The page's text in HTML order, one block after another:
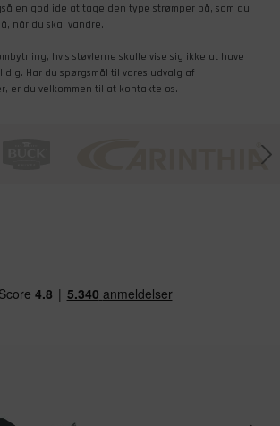
en god ide at tage den type strømper på, som du
når du skal vandre.
hvis støvlerne skulle vise sig ikke at have
Har du spørgsmål til vores udvalg af
er du velkommen til at kontakte os.